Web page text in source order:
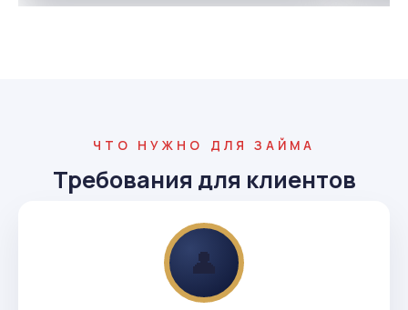
ЧТО НУЖНО ДЛЯ ЗАЙМА
Требования для клиентов
👤